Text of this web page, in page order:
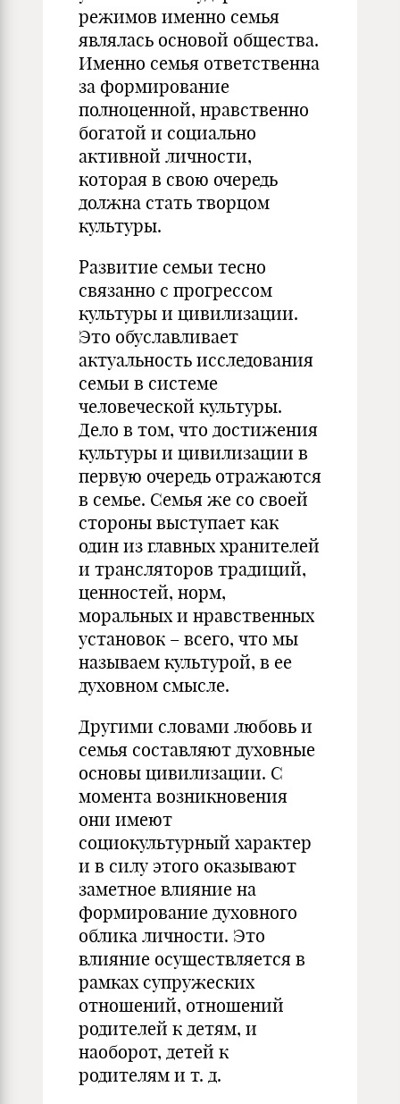
режимов именно семья
являлась основой общества.
Именно семья ответственна
за формирование
полноценной, нравственно
богатой и социально
активной личности,
которая в свою очередь
должна стать творцом
культуры.
Развитие семьи тесно
связанно с прогрессом
культуры и цивилизации.
Это обуславливает
актуальность исследования
семьи в системе
человеческой культуры.
Дело в том, что достижения
культуры и цивилизации в
первую очередь отражаются
в семье. Семья же со своей
стороны выступает как
один из главных хранителей
и трансляторов традиций,
ценностей, норм,
моральных и нравственных
установок – всего, что мы
называем культурой, в ее
духовном смысле.
Другими словами любовь и
семья составляют духовные
основы цивилизации. С
момента возникновения
они имеют
социокультурный характер
и в силу этого оказывают
заметное влияние на
формирование духовного
облика личности. Это
влияние осуществляется в
рамках супружеских
отношений, отношений
родителей к детям, и
наоборот, детей к
родителям и т. д.